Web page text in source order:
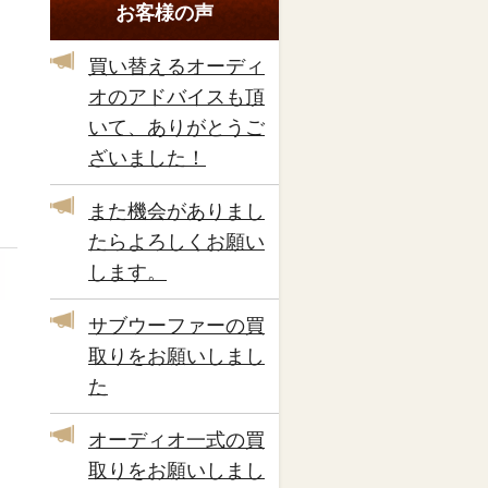
お客様の声
買い替えるオーディ
オのアドバイスも頂
いて、ありがとうご
ざいました！
また機会がありまし
たらよろしくお願い
します。
サブウーファーの買
取りをお願いしまし
た
オーディオ一式の買
取りをお願いしまし